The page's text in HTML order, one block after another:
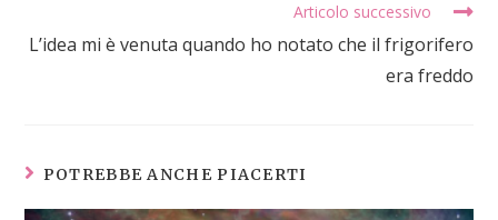
Articolo successivo
L’idea mi è venuta quando ho notato che il frigorifero
era freddo
POTREBBE ANCHE PIACERTI